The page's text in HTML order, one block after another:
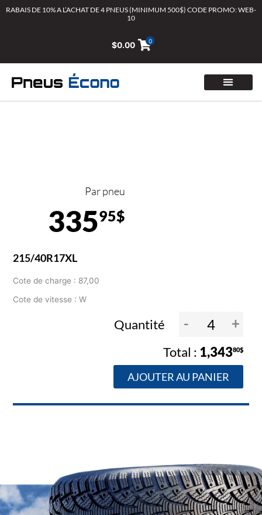
AllerRABAIS DE 10% A L’ACHAT DE 4 PNEUS (MINIMUM 500$) CODE PROMO: WEB-
10
$0.00 0
Par pneu
33595$
215/40R17XL
Cote de charge : 87,00
Cote de vitesse : W
Quantité - +
1,34380$
AJOUTER AU PANIER